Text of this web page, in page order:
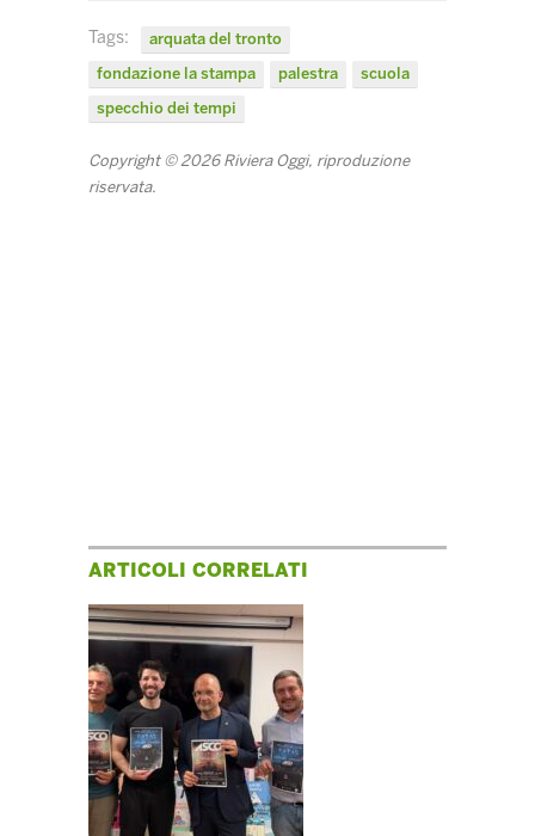
Tags:
arquata del tronto
fondazione la stampa
palestra
scuola
specchio dei tempi
Copyright © 2026 Riviera Oggi, riproduzione
riservata.
ARTICOLI CORRELATI